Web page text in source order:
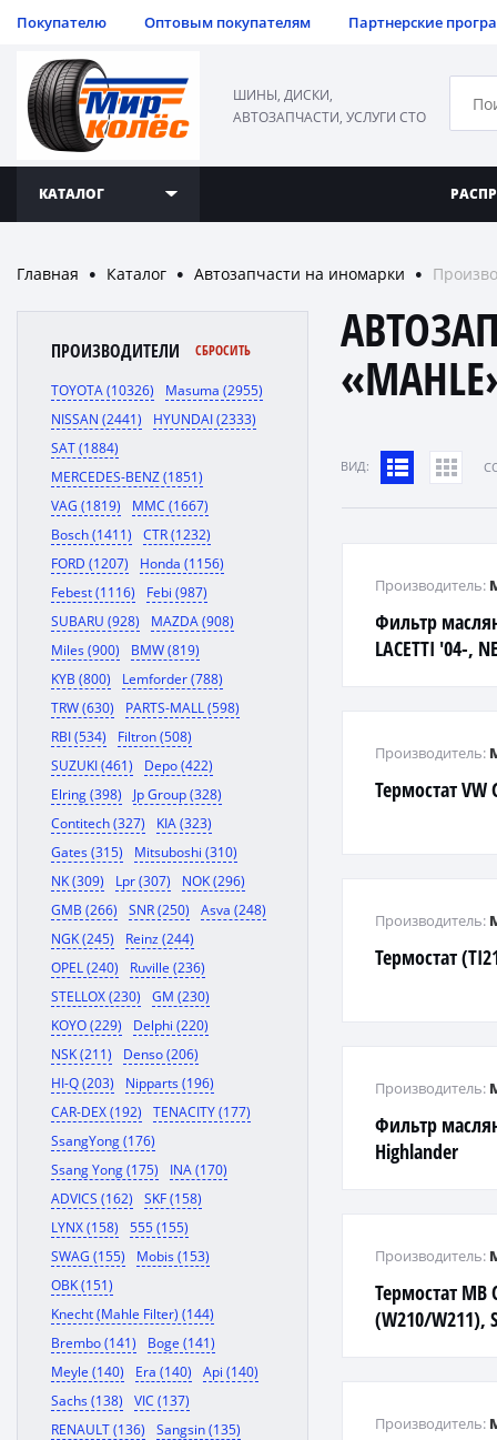
Покупателю Оптовым покупателям Партнерские
ШИНЫ, ДИСКИ,
АВТОЗАПЧАСТИ, УСЛУГИ СТО
КАТАЛОГ
Главная ● Каталог ● Автозапчасти на иномарки ●
ПРОИЗВОДИТЕЛИ СБРОСИТЬ
TOYOTA (10326)
Masuma (2955)
NISSAN (2441)
HYUNDAI (2333)
SAT (1884)
MERCEDES-BENZ (1851)
VAG (1819)
MMC (1667)
Bosch (1411)
CTR (1232)
FORD (1207)
Honda (1156)
Febest (1116)
Febi (987)
SUBARU (928)
MAZDA (908)
Miles (900)
BMW (819)
KYB (800)
Lemforder (788)
TRW (630)
PARTS-MALL (598)
RBI (534)
Filtron (508)
SUZUKI (461)
Depo (422)
Elring (398)
Jp Group (328)
Contitech (327)
KIA (323)
Gates (315)
Mitsuboshi (310)
NK (309)
Lpr (307)
NOK (296)
GMB (266)
SNR (250)
Asva (248)
NGK (245)
Reinz (244)
OPEL (240)
Ruville (236)
STELLOX (230)
GM (230)
KOYO (229)
Delphi (220)
NSK (211)
Denso (206)
HI-Q (203)
Nipparts (196)
CAR-DEX (192)
TENACITY (177)
SsangYong (176)
Ssang Yong (175)
INA (170)
ADVICS (162)
SKF (158)
LYNX (158)
555 (155)
SWAG (155)
Mobis (153)
OBK (151)
Knecht (Mahle Filter) (144)
Brembo (141)
Boge (141)
Meyle (140)
Era (140)
Api (140)
Sachs (138)
VIC (137)
RENAULT (136)
Sangsin (135)
ВИД:
Фильтр
LACETTI '04-,
Производитель:
Термостат VW
Производитель:
Термостат
Производитель:
Фильтр
Highlander
Производитель:
Термостат MB
(W210/W211),
Производитель:
Производитель: